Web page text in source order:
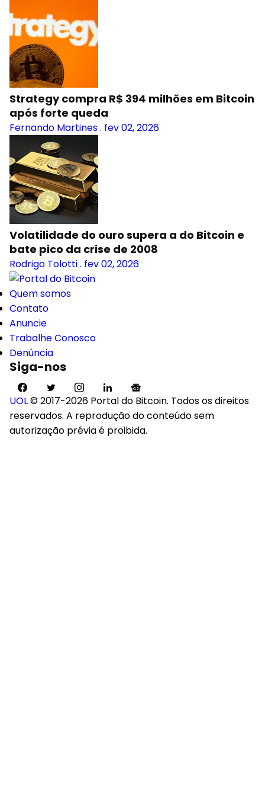
Strategy compra R$ 394 milhões em Bitcoin
após forte queda
Fernando Martines. fev 02, 2026
Volatilidade do ouro supera a do Bitcoin e
bate pico da crise de 2008
Rodrigo Tolotti. fev 02, 2026
Quem somos
Contato
Anuncie
Trabalhe Conosco
Denúncia
Siga-nos
UOL© 2017-2026 Portal do Bitcoin. Todos os direitos
reservados. A reprodução do conteúdo sem
autorização prévia é proibida.